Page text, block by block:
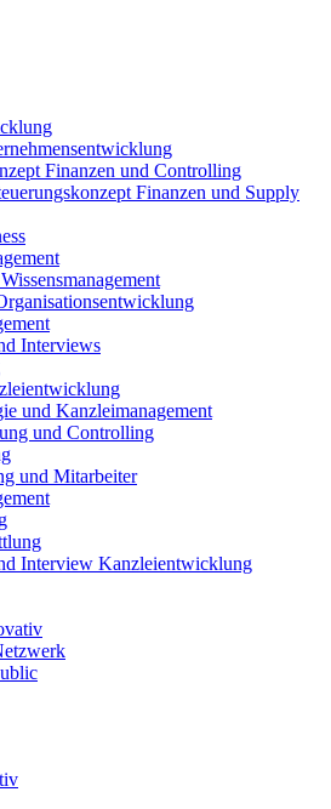
Finanzen und Controlling
Finanzen und Supply
Interviews
und Kanzleimanagement
und Controlling
und Mitarbeiter
Interview Kanzleientwicklung